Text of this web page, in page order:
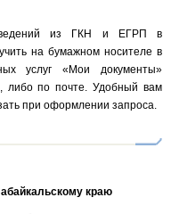
из ГКН и ЕГРП в
на бумажном носителе в
услуг «Мои документы»
либо по почте. Удобный вам
при оформлении запроса.
краю